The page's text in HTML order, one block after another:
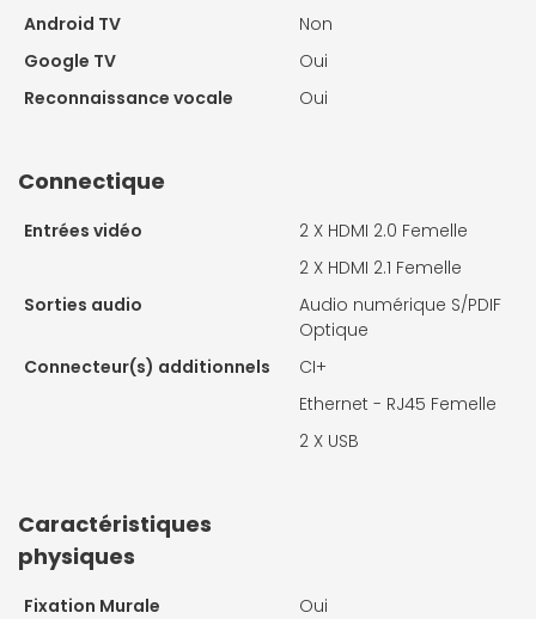
Android TV
Non
Google TV
Oui
Reconnaissance vocale
Oui
Connectique
Entrées vidéo 2 X HDMI 2.0 Femelle
2 X HDMI 2.1 Femelle
Sorties audio
Audio numérique S/PDIF
Optique
Connecteur(s) additionnels
CI+
Ethernet - RJ45 Femelle
2 X USB
Caractéristiques
physiques
Fixation Murale
Oui